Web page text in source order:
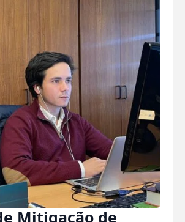
Mitigação de